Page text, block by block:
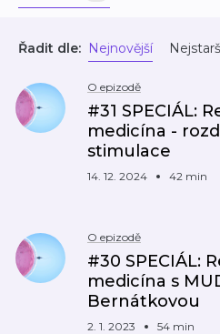
Řadit dle: Nejnovější
O epizodě
#31 SPECIÁL:
medicína -
stimulace
14. 12. 2024 42 min
O epizodě
#30 SPECIÁL:
medicína s
Bernátkovou
2. 1. 2023 54 min